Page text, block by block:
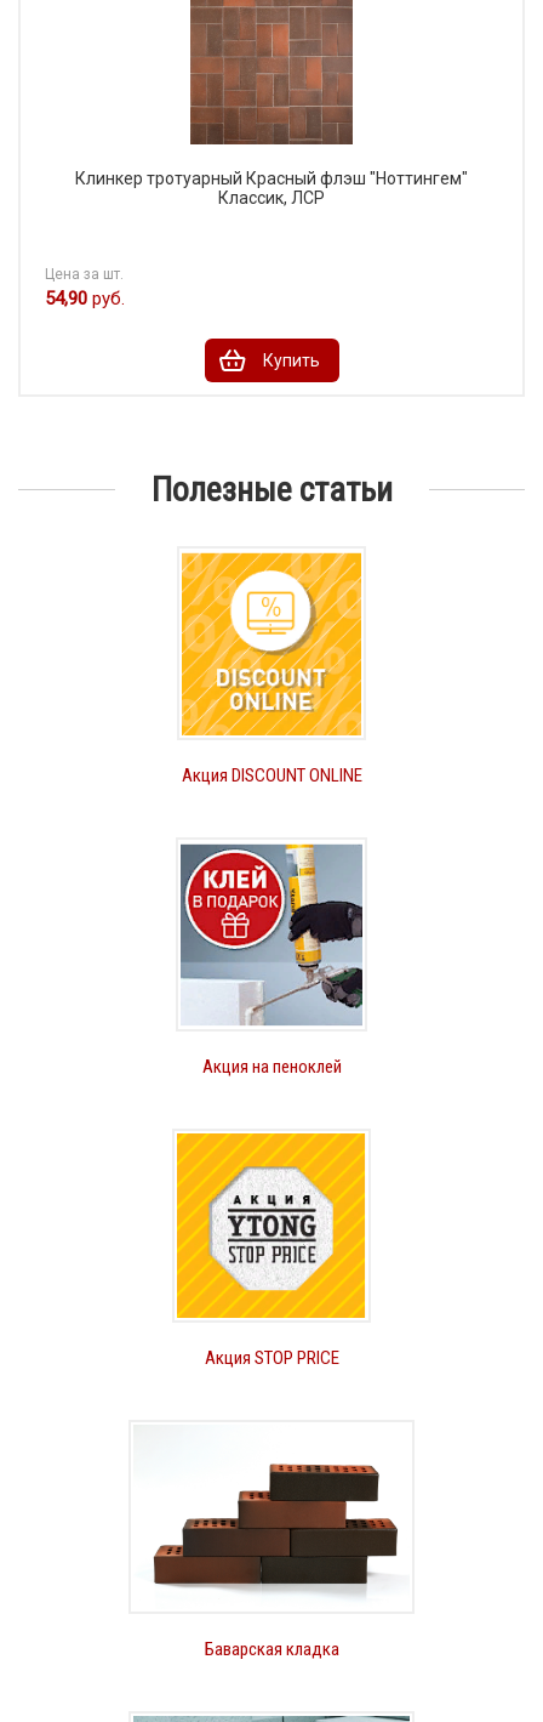
Клинкер тротуарный Красный флэш "Ноттингем"
Классик, ЛСР
Цена за шт.
54,90 руб.
Купить
Полезные статьи
Акция DISCOUNT ONLINE
Акция на пеноклей
Акция STOP PRICE
Баварская кладка